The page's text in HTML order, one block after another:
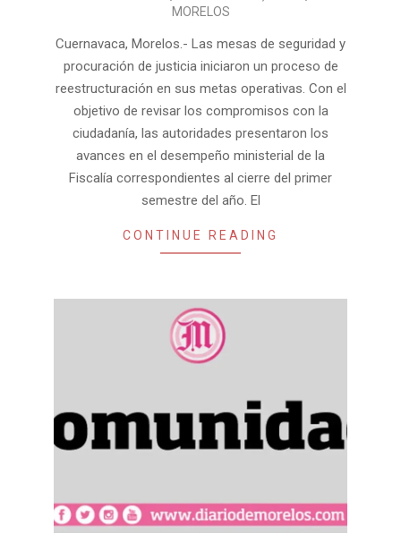
27
MORELOS
Cuernavaca, Morelos.- Las mesas de seguridad y
procuración de justicia iniciaron un proceso de
reestructuración en sus metas operativas. Con el
objetivo de revisar los compromisos con la
ciudadanía, las autoridades presentaron los
avances en el desempeño ministerial de la
Fiscalía correspondientes al cierre del primer
semestre del año. El
CONTINUE READING